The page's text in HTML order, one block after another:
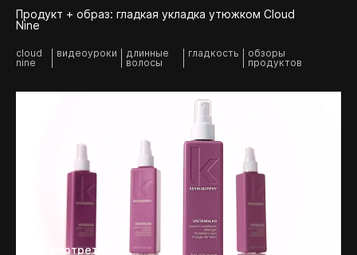
Продукт + образ: гладкая укладка утюжком Cloud
Nine
cloud
nine
видеоуроки
длинные
волосы
гладкость
обзоры
продуктов
смотреть